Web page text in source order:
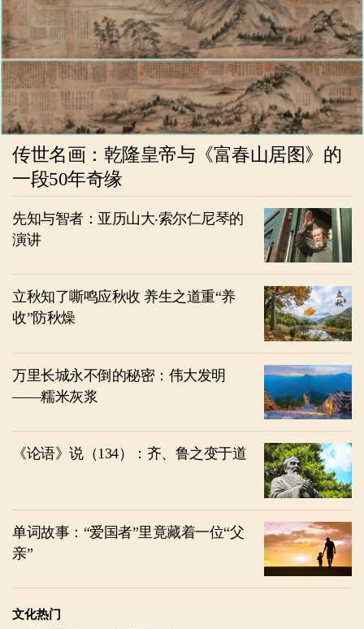
传世名画：乾隆皇帝与《富春山居图》的
一段50年奇缘
先知与智者：亚历山大‧索尔仁尼琴的
演讲
立秋知了嘶鸣应秋收 养生之道重“养
收”防秋燥
万里长城永不倒的秘密：伟大发明
——糯米灰浆
《论语》说（134）：齐、鲁之变于道
单词故事：“爱国者”里竟藏着一位“父
亲”
文化热门